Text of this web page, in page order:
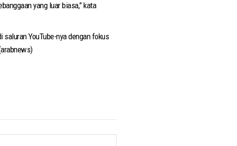
yang luar biasa,” kata
YouTube-nya dengan fokus